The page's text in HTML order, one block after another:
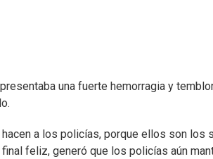
una fuerte hemorragia y
a los policías, porque ellos son los
feliz, generó que los policías aún